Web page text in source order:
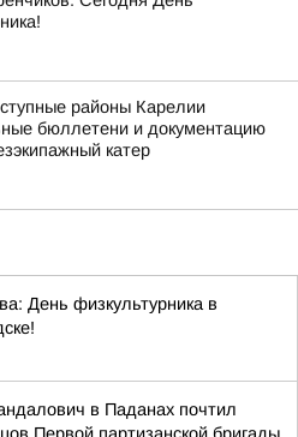
районы Карелии
бюллетени и документацию
катер
День физкультурника в
в Паданах почтил